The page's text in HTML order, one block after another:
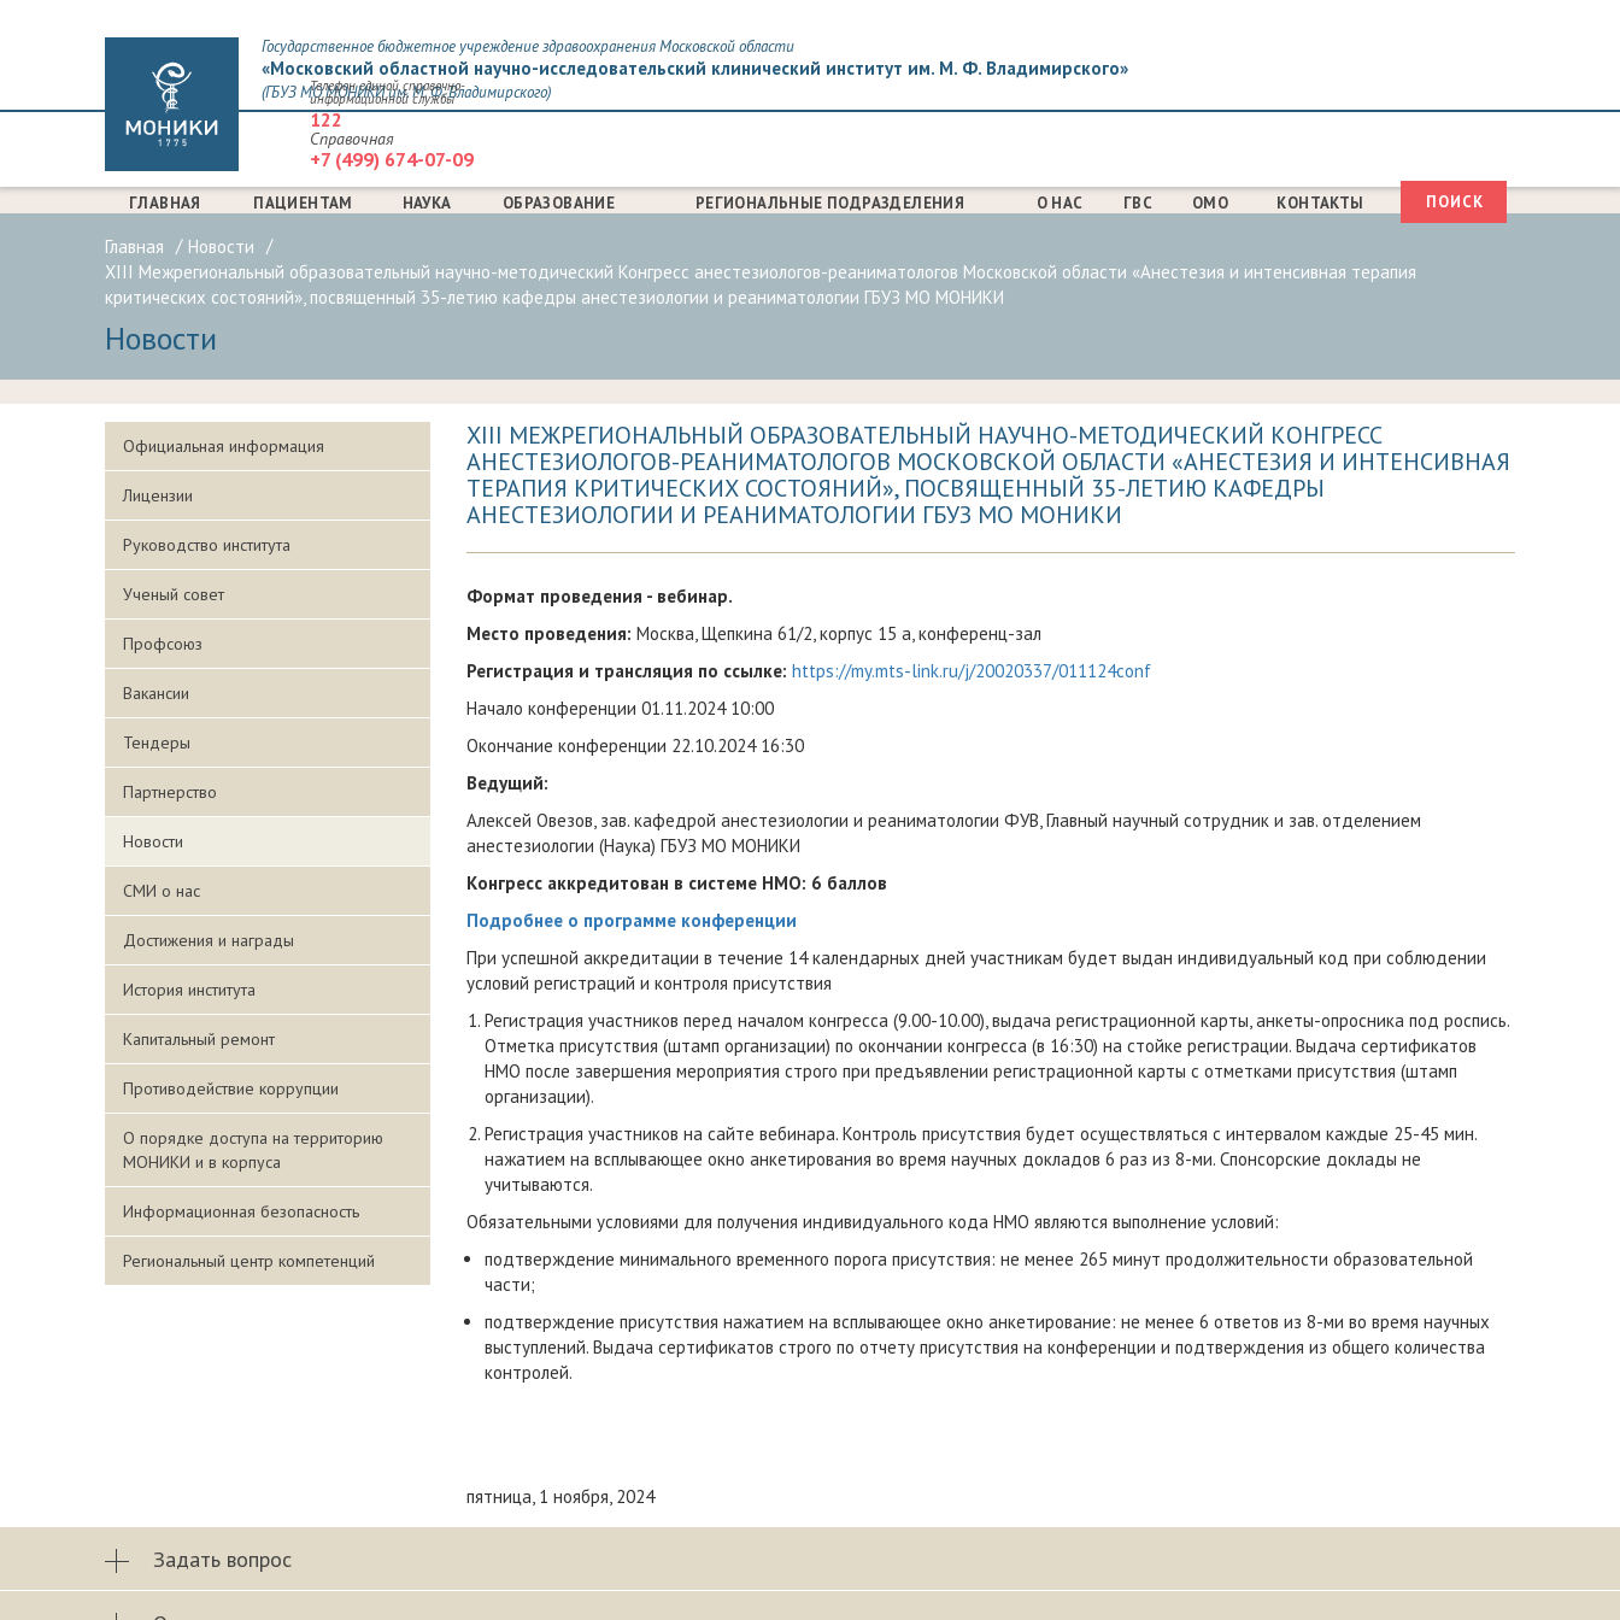
Государственное бюджетное учреждение здравоохранения Московской области
«Московский областной научно-исследовательский клинический институт им. М. Ф. Владимирского»
(ГБУЗ МО МОНИКИ им. М. Ф. Владимирского)
Телефон единой справочно-
информационной службы
122
Справочная
+7 (499) 674-07-09
ГЛАВНАЯ ПАЦИЕНТАМ НАУКА ОБРАЗОВАНИЕ РЕГИОНАЛЬНЫЕ ПОДРАЗДЕЛЕНИЯ О НАС ГВС ОМО КОНТАКТЫ
ФОРМА
Поиск
Главная
Новости
XIII Межрегиональный образовательный научно-методический Конгресс анестезиологов-реаниматологов Московской области «Анестезия и интенсивная терапия
критических состояний», посвященный 35-летию кафедры анестезиологии и реаниматологии ГБУЗ МО МОНИКИ
Новости
Официальная информация
Лицензии
Руководство института
Ученый совет
Профсоюз
Вакансии
Тендеры
Партнерство
Новости
СМИ о нас
Достижения и награды
История института
Капитальный ремонт
Противодействие коррупции
О порядке доступа на территорию
МОНИКИ и в корпуса
Информационная безопасность
Региональный центр компетенций
XIII МЕЖРЕГИОНАЛЬНЫЙ ОБРАЗОВАТЕЛЬНЫЙ НАУЧНО-МЕТОДИЧЕСКИЙ КОНГРЕСС
АНЕСТЕЗИОЛОГОВ-РЕАНИМАТОЛОГОВ МОСКОВСКОЙ ОБЛАСТИ «АНЕСТЕЗИЯ И ИНТЕНСИВНАЯ
ТЕРАПИЯ КРИТИЧЕСКИХ СОСТОЯНИЙ», ПОСВЯЩЕННЫЙ 35-ЛЕТИЮ КАФЕДРЫ
АНЕСТЕЗИОЛОГИИ И РЕАНИМАТОЛОГИИ ГБУЗ МО МОНИКИ
Формат проведения - вебинар.
Место проведения: Москва, Щепкина 61/2, корпус 15 a, конференц-зал
Регистрация и трансляция по ссылке: https://my.mts-link.ru/j/20020337/011124conf
Начало конференции 01.11.2024 10:00
Окончание конференции 22.10.2024 16:30
Ведущий:
Алексей Овезов, зав. кафедрой анестезиологии и реаниматологии ФУВ, Главный научный сотрудник и зав. отделением
анестезиологии (Наука) ГБУЗ МО МОНИКИ
Конгресс аккредитован в системе НМО: 6 баллов
Подробнее о программе конференции
При успешной аккредитации в течение 14 календарных дней участникам будет выдан индивидуальный код при соблюдении
условий регистраций и контроля присутствия
Регистрация участников перед началом конгресса (9.00-10.00), выдача регистрационной карты, анкеты-опросника под роспись.
Отметка присутствия (штамп организации) по окончании конгресса (в 16:30) на стойке регистрации. Выдача сертификатов
НМО после завершения мероприятия строго при предъявлении регистрационной карты с отметками присутствия (штамп
организации).
Регистрация участников на сайте вебинара. Контроль присутствия будет осуществляться с интервалом каждые 25-45 мин.
нажатием на всплывающее окно анкетирования во время научных докладов 6 раз из 8-ми. Спонсорские доклады не
учитываются.
Обязательными условиями для получения индивидуального кода НМО являются выполнение условий:
подтверждение минимального временного порога присутствия: не менее 265 минут продолжительности образовательной
части;
подтверждение присутствия нажатием на всплывающее окно анкетирование: не менее 6 ответов из 8-ми во время научных
выступлений. Выдача сертификатов строго по отчету присутствия на конференции и подтверждения из общего количества
контролей.
пятница, 1 ноября, 2024
Задать вопрос